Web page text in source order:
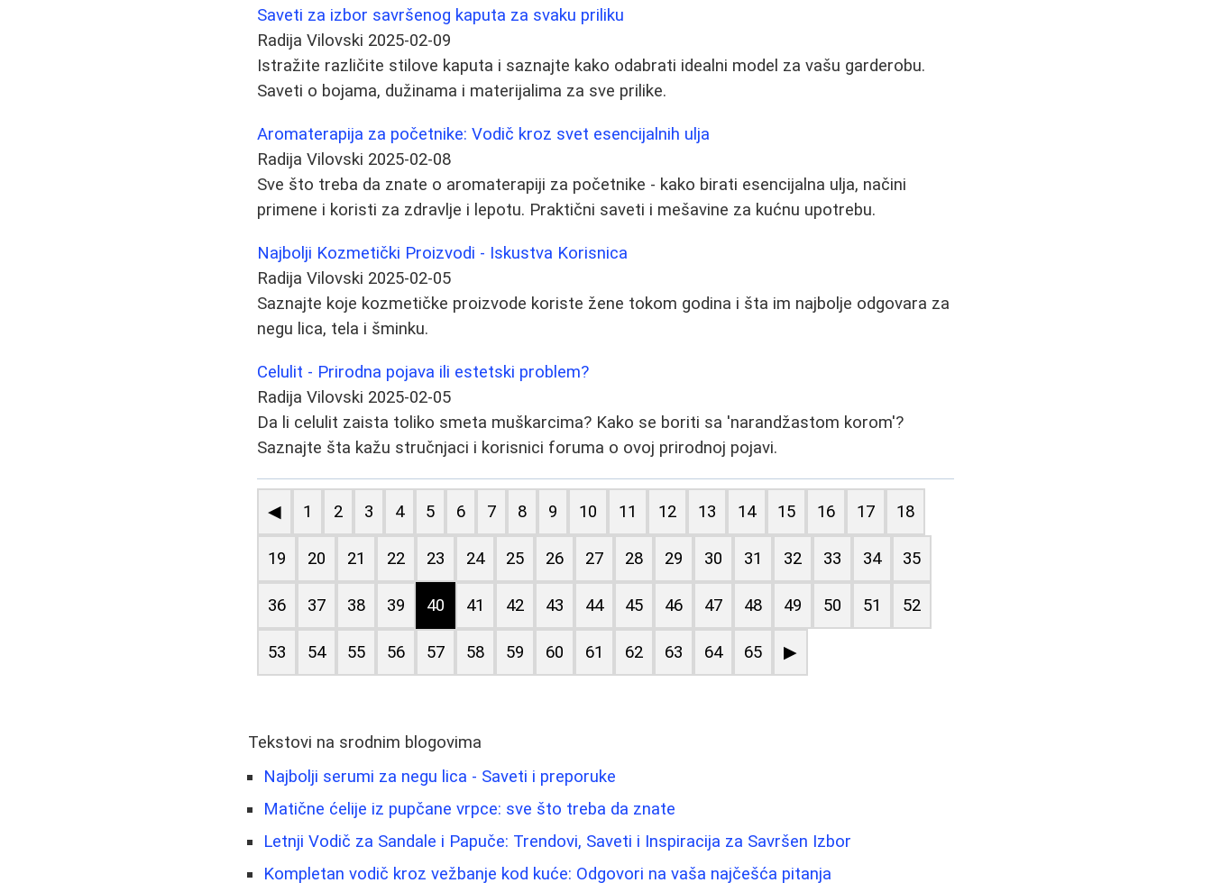
Saveti za izbor savršenog kaputa za svaku priliku
Radija Vilovski 2025-02-09
Istražite različite stilove kaputa i saznajte kako odabrati idealni model za vašu garderobu.
Saveti o bojama, dužinama i materijalima za sve prilike.
Aromaterapija za početnike: Vodič kroz svet esencijalnih ulja
Radija Vilovski 2025-02-08
Sve što treba da znate o aromaterapiji za početnike - kako birati esencijalna ulja, načini
primene i koristi za zdravlje i lepotu. Praktični saveti i mešavine za kućnu upotrebu.
Najbolji Kozmetički Proizvodi - Iskustva Korisnica
Radija Vilovski 2025-02-05
Saznajte koje kozmetičke proizvode koriste žene tokom godina i šta im najbolje odgovara za
negu lica, tela i šminku.
Celulit - Prirodna pojava ili estetski problem?
Radija Vilovski 2025-02-05
Da li celulit zaista toliko smeta muškarcima? Kako se boriti sa 'narandžastom korom'?
Saznajte šta kažu stručnjaci i korisnici foruma o ovoj prirodnoj pojavi.
◀ 1 2 3 4 5 6 7 8 9 10 11 12 13 14 15 16 17 18
19 20 21 22 23 24 25 26 27 28 29 30 31 32 33 34 35
36 37 38 39 40 41 42 43 44 45 46 47 48 49 50 51 52
53 54 55 56 57 58 59 60 61 62 63 64 65 ▶
Tekstovi na srodnim blogovima
Najbolji serumi za negu lica - Saveti i preporuke
Matične ćelije iz pupčane vrpce: sve što treba da znate
Letnji Vodič za Sandale i Papuče: Trendovi, Saveti i Inspiracija za Savršen Izbor
Kompletan vodič kroz vežbanje kod kuće: Odgovori na vaša najčešća pitanja